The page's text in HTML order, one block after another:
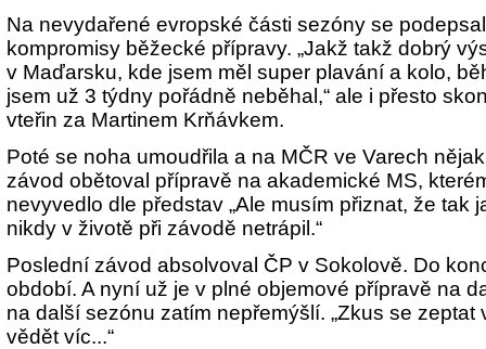
Na nevydařené evropské části sezóny se
kompromisy běžecké přípravy. „Jakž takž dobrý
v Maďarsku, kde jsem měl super plavání a kolo,
jsem už 3 týdny pořádně neběhal,“ ale i přesto
vteřin za Martinem Krňávkem.
Poté se noha umoudřila a na MČR ve Varech
závod obětoval přípravě na akademické MS,
nevyvedlo dle představ „Ale musím přiznat, že tak
nikdy v životě při závodě netrápil.“
Poslední závod absolvoval ČP v Sokolově. Do
období. A nyní už je v plné objemové přípravě na
na další sezónu zatím nepřemýšlí. „Zkus se zeptat
vědět víc...“